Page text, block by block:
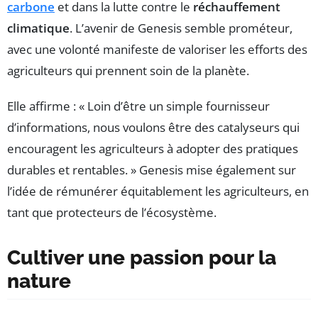
carbone et dans la lutte contre le réchauffement
climatique. L’avenir de Genesis semble prométeur,
avec une volonté manifeste de valoriser les efforts des
agriculteurs qui prennent soin de la planète.
Elle affirme : « Loin d’être un simple fournisseur
d’informations, nous voulons être des catalyseurs qui
encouragent les agriculteurs à adopter des pratiques
durables et rentables. » Genesis mise également sur
l’idée de rémunérer équitablement les agriculteurs, en
tant que protecteurs de l’écosystème.
Cultiver une passion pour la
nature